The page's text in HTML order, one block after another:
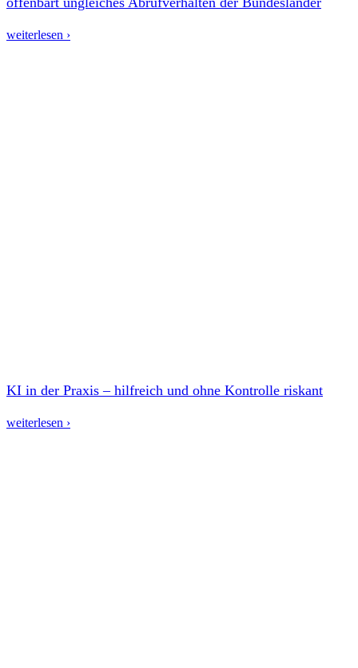
weiterlesen ›
KI in der Praxis – hilfreich und ohne Kontrolle riskant
weiterlesen ›